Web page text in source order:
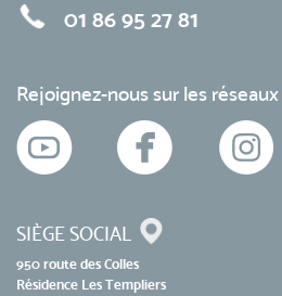
01 86 95 27 81
Rejoignez-nous sur les
SIÈGE SOCIAL
950 route des Colles
Résidence Les Templiers